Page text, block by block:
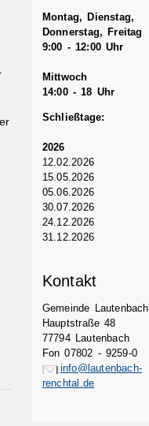
Montag, Dienstag,
Donnerstag, Freitag
9:00 - 12:00 Uhr
Mittwoch
14:00 - 18 Uhr
Schließtage:
2026
12.02.2026
15.05.2026
05.06.2026
30.07.2026
24.12.2026
31.12.2026
Kontakt
Gemeinde Lautenbach
Hauptstraße 48
77794 Lautenbach
Fon 07802 - 9259-0
info@lautenbach-
renchtal.de